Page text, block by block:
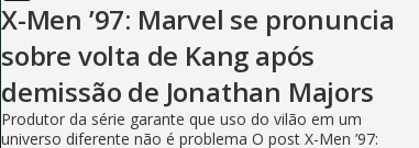
X-Men ’97: Marvel se pronuncia
sobre volta de Kang após
demissão de Jonathan Majors
Produtor da série garante que uso do vilão em um
universo diferente não é problema O post X-Men ’97: